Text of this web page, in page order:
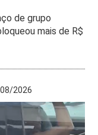
de grupo
mais de R$
2026